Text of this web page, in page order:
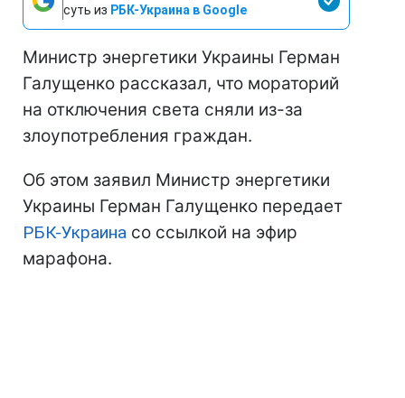
суть из РБК-Украина в Google
Министр энергетики Украины Герман
Галущенко рассказал, что мораторий
на отключения света сняли из-за
злоупотребления граждан.
Об этом заявил Министр энергетики
Украины Герман Галущенко передает
РБК-Украина со ссылкой на эфир
марафона.